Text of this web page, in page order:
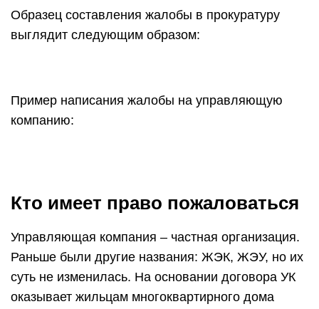
Образец составления жалобы в прокуратуру
выглядит следующим образом:
Пример написания жалобы на управляющую
компанию:
Кто имеет право пожаловаться
Управляющая компания – частная организация.
Раньше были другие названия: ЖЭК, ЖЭУ, но их
суть не изменилась. На основании договора УК
оказывает жильцам многоквартирного дома